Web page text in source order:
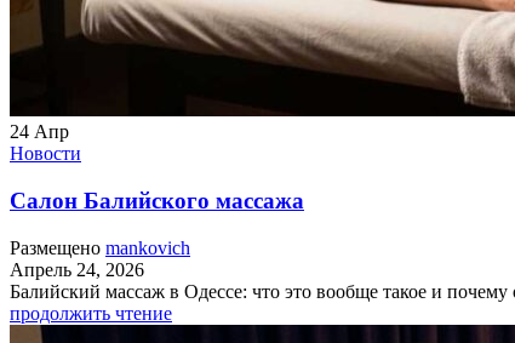
24 Апр
Новости
Салон Балийского массажа
Размещено mankovich
Апрель 24, 2026
Балийский массаж в Одессе: что это вообще такое и
продолжить чтение